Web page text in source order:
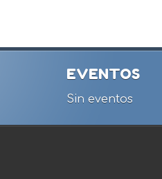
EVENTOS
Sin eventos